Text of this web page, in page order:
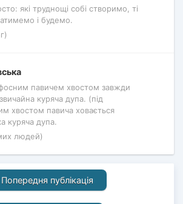
які труднощі собі створимо, ті
і будемо.
павичем хвостом завжди
куряча дупа. (під
хвостом павича ховається
куряча дупа.
людей)
Попередня публікація